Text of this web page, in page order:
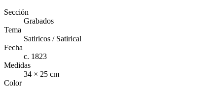
Sección
Grabados
Tema
Satiricos / Satirical
Fecha
c. 1823
Medidas
34 × 25 cm
Color